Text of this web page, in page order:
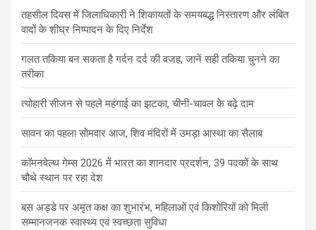
तहसील दिवस में जिलाधिकारी ने शिकायतों के समयबद्ध निस्तारण और लंबित
वादों के शीघ्र निष्पादन के दिए निर्देश
गलत तकिया बन सकता है गर्दन दर्द की वजह, जानें सही तकिया चुनने का
तरीका
त्योहारी सीजन से पहले महंगाई का झटका, चीनी-चावल के बढ़े दाम
सावन का पहला सोमवार आज, शिव मंदिरों में उमड़ा आस्था का सैलाब
कॉमनवेल्थ गेम्स 2026 में भारत का शानदार प्रदर्शन, 39 पदकों के साथ
चौथे स्थान पर रहा देश
बस अड्डे पर अमृत कक्ष का शुभारंभ, महिलाओं एवं किशोरियों को मिली
सम्मानजनक स्वास्थ्य एवं स्वच्छता सुविधा